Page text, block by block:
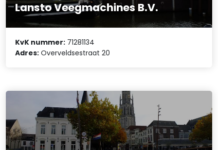
Lansto Veegmachines B.V.
KvK nummer: 71281134
Adres: Overveldsestraat 20